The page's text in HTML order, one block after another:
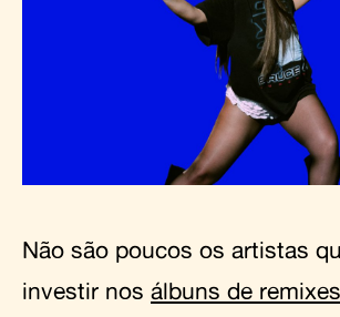
Não são poucos os artistas
investir nos álbuns de remixes